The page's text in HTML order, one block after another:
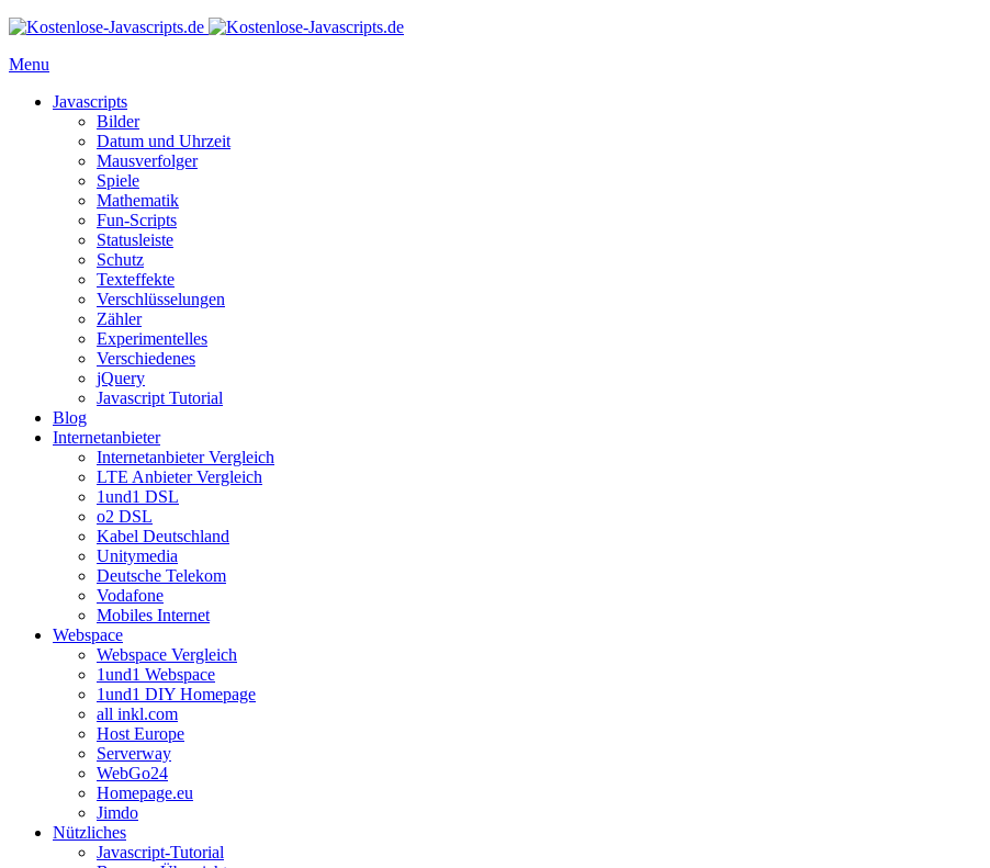
Menu
Javascripts
Bilder
Datum und Uhrzeit
Mausverfolger
Spiele
Mathematik
Fun-Scripts
Statusleiste
Schutz
Texteffekte
Verschlüsselungen
Zähler
Experimentelles
Verschiedenes
jQuery
Javascript Tutorial
Blog
Internetanbieter
Internetanbieter Vergleich
LTE Anbieter Vergleich
1und1 DSL
o2 DSL
Kabel Deutschland
Unitymedia
Deutsche Telekom
Vodafone
Mobiles Internet
Webspace
Webspace Vergleich
1und1 Webspace
1und1 DIY Homepage
all inkl.com
Host Europe
Serverway
WebGo24
Homepage.eu
Jimdo
Nützliches
Javascript-Tutorial